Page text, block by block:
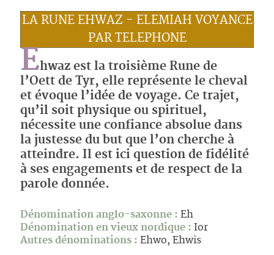
LA RUNE EHWAZ - ELEMIAH VOYANCE
PAR TELEPHONE
Ehwaz est la troisième Rune de
l’Oett de Tyr, elle représente le cheval
et évoque l’idée de voyage. Ce trajet,
qu’il soit physique ou spirituel,
nécessite une confiance absolue dans
la justesse du but que l’on cherche à
atteindre. Il est ici question de fidélité
à ses engagements et de respect de la
parole donnée.
Dénomination anglo-saxonne : Eh
Dénomination en vieux nordique : Ior
Autres dénominations : Ehwo, Ehwis